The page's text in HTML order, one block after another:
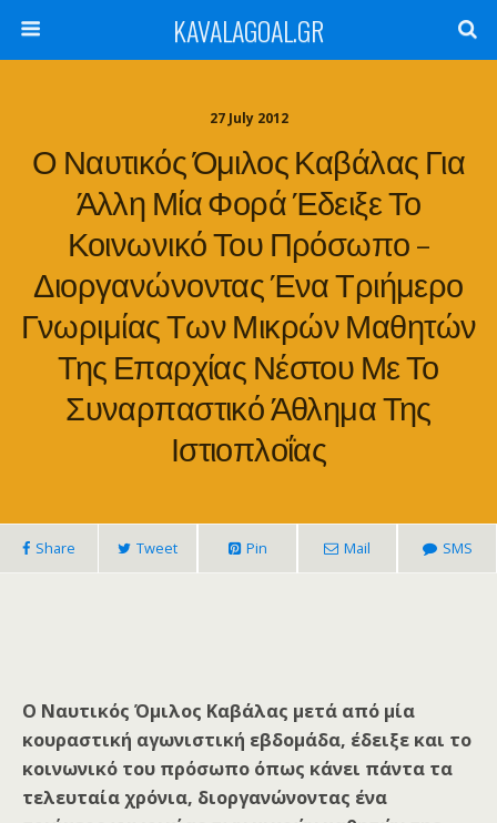
KAVALAGOAL.GR
27 July 2012
Ο Ναυτικός Όμιλος Καβάλας Για
Άλλη Μία Φορά Έδειξε Το
Κοινωνικό Του Πρόσωπο –
Διοργανώνοντας Ένα Τριήμερο
Γνωριμίας Των Μικρών Μαθητών
Της Επαρχίας Νέστου Με Το
Συναρπαστικό Άθλημα Της
Ιστιοπλοΐας
Share Tweet Pin Mail SMS
Ο Ναυτικός Όμιλος Καβάλας μετά από μία
κουραστική αγωνιστική εβδομάδα, έδειξε και το
κοινωνικό του πρόσωπο όπως κάνει πάντα τα
τελευταία χρόνια, διοργανώνοντας ένα